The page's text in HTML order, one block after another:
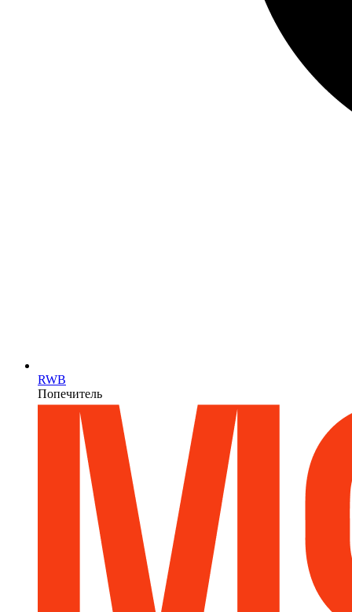
RWB
Попечитель